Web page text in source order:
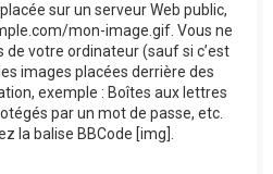
sur un serveur Web public,
mon-image.gif. Vous ne
de votre ordinateur (sauf si c’est
images placées derrière des
exemple : Boîtes aux lettres
par un mot de passe, etc.
la balise BBCode [img].